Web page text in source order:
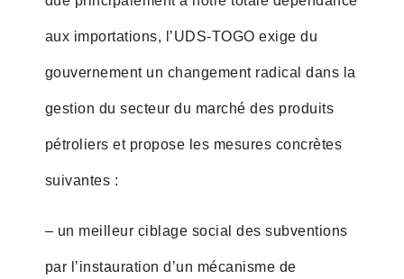
aux importations, l’UDS-TOGO exige du
gouvernement un changement radical dans la
gestion du secteur du marché des produits
pétroliers et propose les mesures concrètes
suivantes :
– un meilleur ciblage social des subventions
par l’instauration d’un mécanisme de